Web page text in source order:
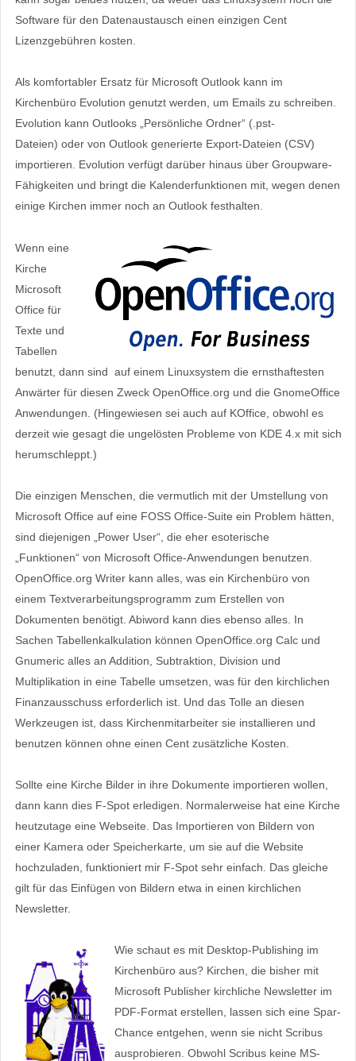
Software für den Datenaustausch einen einzigen Cent
Lizenzgebühren kosten.
Als komfortabler Ersatz für Microsoft Outlook kann im
Kirchenbüro Evolution genutzt werden, um Emails zu schreiben.
Evolution kann Outlooks „Persönliche Ordner“ (.pst-
Dateien) oder von Outlook generierte Export-Dateien (CSV)
importieren. Evolution verfügt darüber hinaus über Groupware-
Fähigkeiten und bringt die Kalenderfunktionen mit, wegen denen
einige Kirchen immer noch an Outlook festhalten.
Wenn eine
Kirche
Microsoft
Office für
Texte und
Tabellen
benutzt, dann sind auf einem Linuxsystem die ernsthaftesten
Anwärter für diesen Zweck OpenOffice.org und die GnomeOffice
Anwendungen. (Hingewiesen sei auch auf KOffice, obwohl es
derzeit wie gesagt die ungelösten Probleme von KDE 4.x mit sich
herumschleppt.)
Die einzigen Menschen, die vermutlich mit der Umstellung von
Microsoft Office auf eine FOSS Office-Suite ein Problem hätten,
sind diejenigen „Power User“, die eher esoterische
„Funktionen“ von Microsoft Office-Anwendungen benutzen.
OpenOffice.org Writer kann alles, was ein Kirchenbüro von
einem Textverarbeitungsprogramm zum Erstellen von
Dokumenten benötigt. Abiword kann dies ebenso alles. In
Sachen Tabellenkalkulation können OpenOffice.org Calc und
Gnumeric alles an Addition, Subtraktion, Division und
Multiplikation in eine Tabelle umsetzen, was für den kirchlichen
Finanzausschuss erforderlich ist. Und das Tolle an diesen
Werkzeugen ist, dass Kirchenmitarbeiter sie installieren und
benutzen können ohne einen Cent zusätzliche Kosten.
Sollte eine Kirche Bilder in ihre Dokumente importieren wollen,
dann kann dies F-Spot erledigen. Normalerweise hat eine Kirche
heutzutage eine Webseite. Das Importieren von Bildern von
einer Kamera oder Speicherkarte, um sie auf die Website
hochzuladen, funktioniert mir F-Spot sehr einfach. Das gleiche
gilt für das Einfügen von Bildern etwa in einen kirchlichen
Newsletter.
Wie schaut es mit Desktop-Publishing im
Kirchenbüro aus? Kirchen, die bisher mit
Microsoft Publisher kirchliche Newsletter im
PDF-Format erstellen, lassen sich eine Spar-
Chance entgehen, wenn sie nicht Scribus
ausprobieren. Obwohl Scribus keine MS-